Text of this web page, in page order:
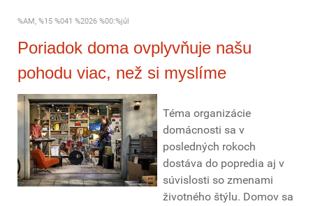
%AM, %15 %041 %2026 %00:%júl
Poriadok doma ovplyvňuje našu
pohodu viac, než si myslíme
Téma organizácie
domácnosti sa v
posledných rokoch
dostáva do popredia aj v
súvislosti so zmenami
životného štýlu. Domov sa